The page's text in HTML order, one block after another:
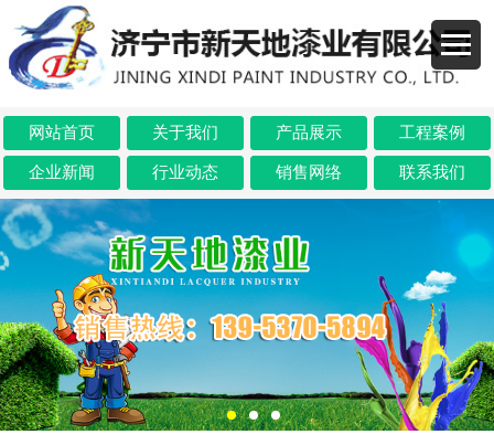
网站首页 关于我们 产品展示 工程案例
企业新闻 行业动态 销售网络 联系我们